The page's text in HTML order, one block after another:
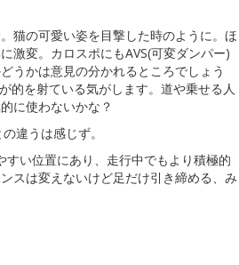
猫の可愛い姿を目撃した時のように。ほ
激変。カロスポにもAVS(可変ダンパー)
うかは意見の分かれるところでしょう
的を射ている気がします。道や乗せる人
に使わないかな？
違うは感じず。
すい位置にあり、走行中でもより積極的
スは変えないけど足だけ引き締める、み